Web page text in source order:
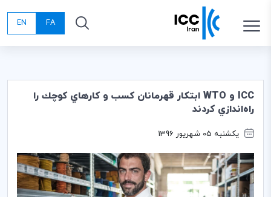
FA
EN
ICC و WTO ابتكار قهرمانان كسب و كارهاي كوچك را
راه‌اندازي كردند
یکشنبه 05 شهریور 1396